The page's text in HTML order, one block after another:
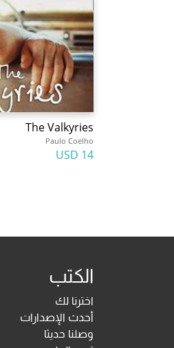
The Valkyries
Paulo Coelho
14 USD
الكتب
اخترنا لك
أحدث الإصدارات
وصلنا حديثا